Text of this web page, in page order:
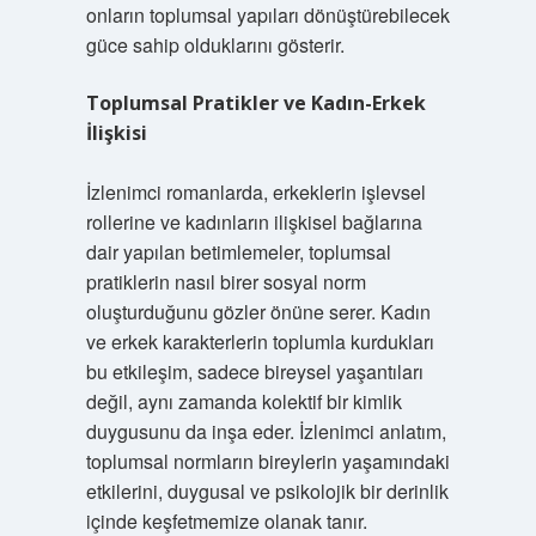
onların toplumsal yapıları dönüştürebilecek
güce sahip olduklarını gösterir.
Toplumsal Pratikler ve Kadın-Erkek
İlişkisi
İzlenimci romanlarda, erkeklerin işlevsel
rollerine ve kadınların ilişkisel bağlarına
dair yapılan betimlemeler, toplumsal
pratiklerin nasıl birer sosyal norm
oluşturduğunu gözler önüne serer. Kadın
ve erkek karakterlerin toplumla kurdukları
bu etkileşim, sadece bireysel yaşantıları
değil, aynı zamanda kolektif bir kimlik
duygusunu da inşa eder. İzlenimci anlatım,
toplumsal normların bireylerin yaşamındaki
etkilerini, duygusal ve psikolojik bir derinlik
içinde keşfetmemize olanak tanır.